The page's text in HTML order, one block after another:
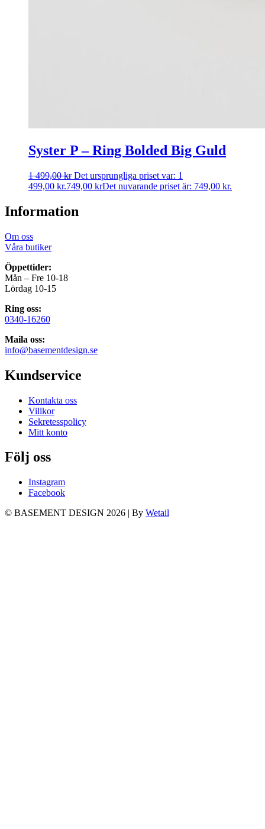
Syster P – Ring Bolded Big Guld
1 499,00kr Det ursprungliga priset var: 1
499,00 kr.749,00 krDet nuvarande priset är: 749,00 kr.
Information
Om oss
Våra butiker
Öppettider:
Mån – Fre 10-18
Lördag 10-15
Ring oss:
0340-16260
Maila oss:
info@basementdesign.se
Kundservice
Kontakta oss
Villkor
Sekretesspolicy
Mitt konto
Följ oss
Instagram
Facebook
© BASEMENT DESIGN 2026 | By Wetail